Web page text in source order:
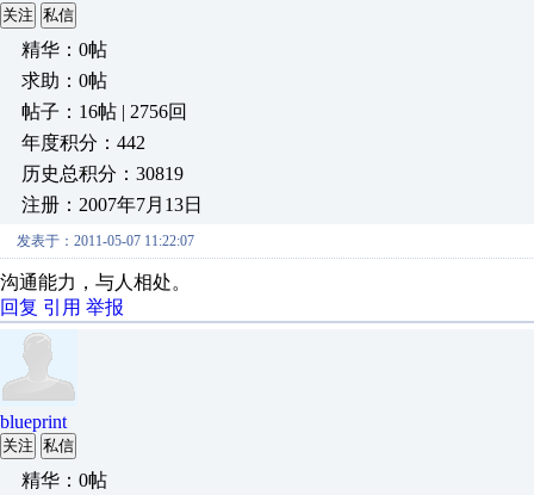
关注 私信
精华：0帖
求助：0帖
帖子：16帖 | 2756回
年度积分：442
历史总积分：30819
注册：2007年7月13日
发表于：2011-05-07 11:22:07
沟通能力，与人相处。
回复 引用 举报
blueprint
关注 私信
精华：0帖